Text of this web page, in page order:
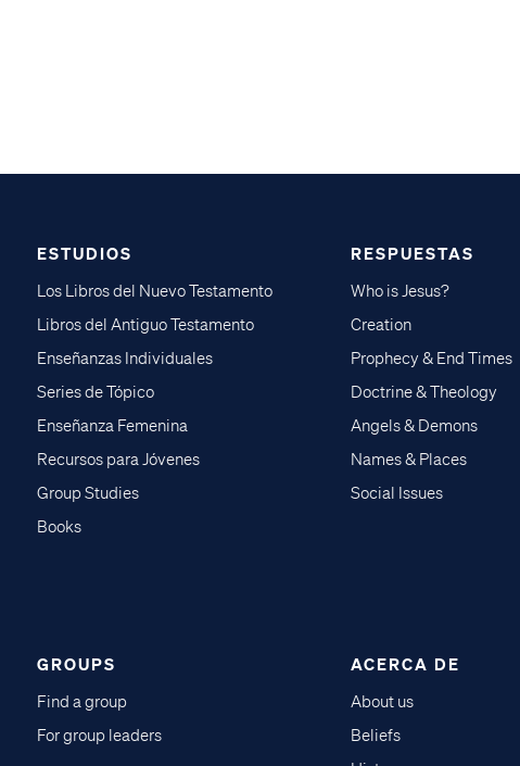
ESTUDIOS
Los Libros del Nuevo Testamento
Libros del Antiguo Testamento
Enseñanzas Individuales
Series de Tópico
Enseñanza Femenina
Recursos para Jóvenes
Group Studies
Books
RESPUESTAS
Who is Jesus?
Creation
Prophecy & End Times
Doctrine & Theology
Angels & Demons
Names & Places
Social Issues
GROUPS
Find a group
For group leaders
ACERCA DE
About us
Beliefs